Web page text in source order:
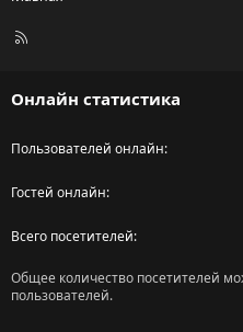
R
Онлайн статистика
Пользователей онлайн
Гостей онлайн
Всего посетителей
Общее количество посетителей
пользователей.